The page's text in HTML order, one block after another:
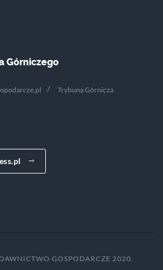
Górniczego
Trybuna Górnicza
GOSPODARCZE 2020.